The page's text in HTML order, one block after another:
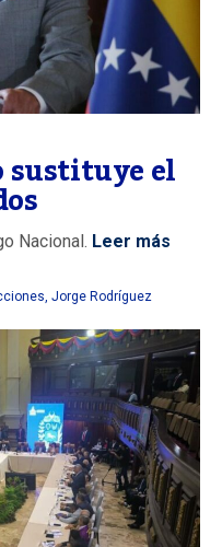
sustituye el
Nacional. Leer más
, Jorge Rodríguez